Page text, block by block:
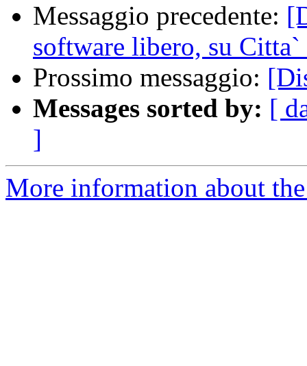
Messaggio precedente:
software libero, su
Prossimo messaggio:
Messages sorted by: [
]
More information about